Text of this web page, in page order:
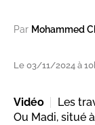
Par Mohammed
Le 03/11/2024 à
Vidéo
Les
Ou Madi, situé